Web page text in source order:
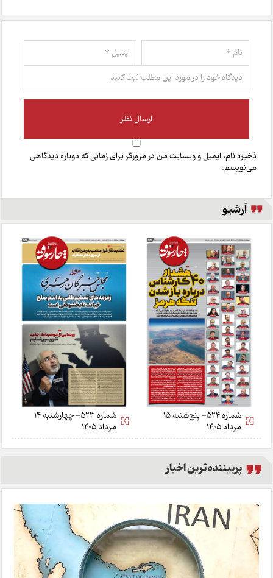
ذخیره نام، ایمیل و وبسایت من در مرورگر برای زمانی که دوباره دیدگاهی
می‌نویسم.
آرشیو
شماره 524- پنج‌شنبه 15
مرداد 1405
شماره 523- چهارشنبه 14
مرداد 1405
پربیننده ترین اخبار